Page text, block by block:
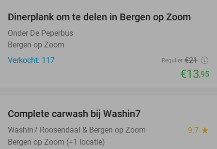
34%
Dinerplank om te delen in Bergen op Zoom
Onder De Peperbus
Bergen op Zoom
Verkocht: 117
Regulier €21
€13,95
Complete carwash bij Washin7
Washin7 Roosendaal & Bergen op Zoom 9.7 star
Bergen op Zoom (+1 locatie)